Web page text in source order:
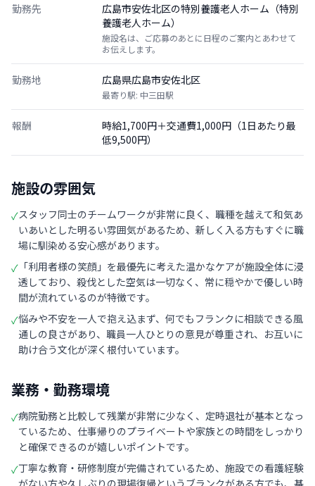
勤務先
広島市安佐北区の特別養護老人ホーム（特別
養護老人ホーム）
施設名は、ご応募のあとに日程のご案内とあわせて
お伝えします。
勤務地 広島県広島市安佐北区
最寄り駅: 中三田駅
報酬
時給1,700円＋交通費1,000円（1日あたり最
低9,500円）
施設の雰囲気
✓スタッフ同士のチームワークが非常に良く、職種を越えて和気あ
いあいとした明るい雰囲気があるため、新しく入る方もすぐに職
場に馴染める安心感があります。
✓ 「利用者様の笑顔」を最優先に考えた温かなケアが施設全体に浸
透しており、殺伐とした空気は一切なく、常に穏やかで優しい時
間が流れているのが特徴です。
✓悩みや不安を一人で抱え込まず、何でもフランクに相談できる風
通しの良さがあり、職員一人ひとりの意見が尊重され、お互いに
助け合う文化が深く根付いています。
業務・勤務環境
✓病院勤務と比較して残業が非常に少なく、定時退社が基本となっ
ているため、仕事帰りのプライベートや家族との時間をしっかり
と確保できるのが嬉しいポイントです。
✓丁寧な教育・研修制度が完備されているため、施設での看護経験